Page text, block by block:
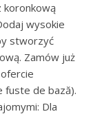
koronkową
wysokie
stworzyć
Zamów już
fuste de bază).
Dla